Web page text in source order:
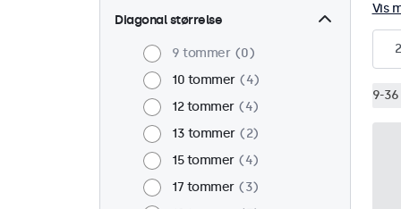
Diagonal størrelse
9 tommer
0
10 tommer
4
12 tommer
4
13 tommer
2
15 tommer
4
17 tommer
3
Vis
9-